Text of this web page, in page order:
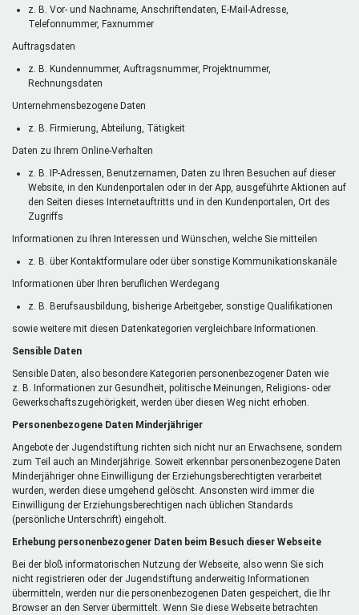
z. B. Vor- und Nachname, Anschriftendaten, E-Mail-Adresse,
Telefonnummer, Faxnummer
Auftragsdaten
z. B. Kundennummer, Auftragsnummer, Projektnummer,
Rechnungsdaten
Unternehmensbezogene Daten
z. B. Firmierung, Abteilung, Tätigkeit
Daten zu Ihrem Online-Verhalten
z. B. IP-Adressen, Benutzernamen, Daten zu Ihren Besuchen auf dieser
Website, in den Kundenportalen oder in der App, ausgeführte Aktionen auf
den Seiten dieses Internetauftritts und in den Kundenportalen, Ort des
Zugriffs
Informationen zu Ihren Interessen und Wünschen, welche Sie mitteilen
z. B. über Kontaktformulare oder über sonstige Kommunikationskanäle
Informationen über Ihren beruflichen Werdegang
z. B. Berufsausbildung, bisherige Arbeitgeber, sonstige Qualifikationen
sowie weitere mit diesen Datenkategorien vergleichbare Informationen.
Sensible Daten
Sensible Daten, also besondere Kategorien personenbezogener Daten wie
z. B. Informationen zur Gesundheit, politische Meinungen, Religions- oder
Gewerkschaftszugehörigkeit, werden über diesen Weg nicht erhoben.
Personenbezogene Daten Minderjähriger
Angebote der Jugendstiftung richten sich nicht nur an Erwachsene, sondern
zum Teil auch an Minderjährige. Soweit erkennbar personenbezogene Daten
Minderjähriger ohne Einwilligung der Erziehungsberechtigten verarbeitet
wurden, werden diese umgehend gelöscht. Ansonsten wird immer die
Einwilligung der Erziehungsberechtigen nach üblichen Standards
(persönliche Unterschrift) eingeholt.
Erhebung personenbezogener Daten beim Besuch dieser Webseite
Bei der bloß informatorischen Nutzung der Webseite, also wenn Sie sich
nicht registrieren oder der Jugendstiftung anderweitig Informationen
übermitteln, werden nur die personenbezogenen Daten gespeichert, die Ihr
Browser an den Server übermittelt. Wenn Sie diese Webseite betrachten